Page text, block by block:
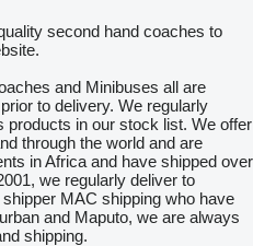
second hand coaches to
and Minibuses all are
to delivery. We regularly
products in our stock list. We offer
through the world and are
in Africa and have shipped over
we regularly deliver to
MAC shipping who have
and Maputo, we are always
shipping.